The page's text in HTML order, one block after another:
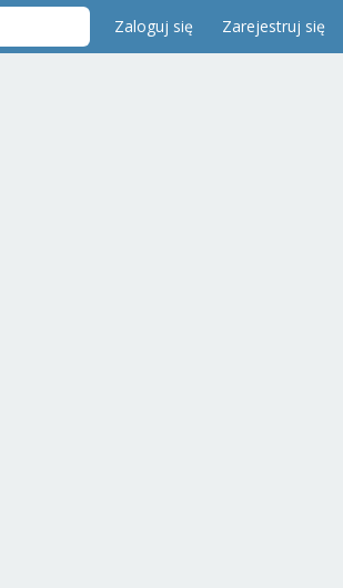
Zaloguj się Zarejestruj się